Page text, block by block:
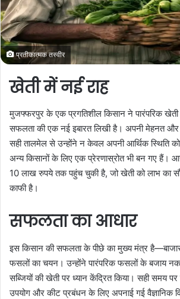
प्रतीकात्मक तस्वीर
खेती में नई राह
मुजफ्फरपुर के एक प्रगतिशील किसान ने पारंपरिक
सफलता की एक नई इबारत लिखी है। अपनी मेहनत
सही तालमेल से उन्होंने न केवल अपनी आर्थिक स्थिति को
अन्य किसानों के लिए एक प्रेरणास्रोत भी बन गए हैं।
10 लाख रुपये तक पहुंच चुकी है, जो खेती को लाभ का
काफी है।
सफलता का आधार
इस किसान की सफलता के पीछे का मुख्य मंत्र
फसलों का चयन। उन्होंने पारंपरिक फसलों के बजाय
सब्जियों की खेती पर ध्यान केंद्रित किया। सही समय पर
उपयोग और कीट प्रबंधन के लिए अपनाई गई वैज्ञानिक